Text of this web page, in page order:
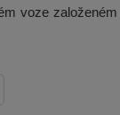
voze